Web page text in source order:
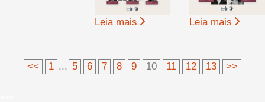
Leia mais Leia mais
<< 1 ... 5 6 7 8 9 10 11 12 13 >>